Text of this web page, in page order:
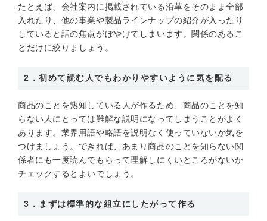
たとえば、会社案内に掲載されている沿革をそのまま全部
入れたり、他の事業や製品ラインナップの紹介が入ったり
していると話の焦点がぼやけてしまいます。関係のあるこ
とだけに絞りましょう。
2．初めて読む人でもわかりやすいように気を配る
商品のことを熟知している人が作るため、商品のことを知
らない人にとっては難解な説明になってしまうことがよく
あります。業界用語や略語を説明なく使っていないか気を
つけましょう。できれば、あまり商品のことを知らない関
係者にも一度読んでもらって理解しにくいところがないか
チェックするとよいでしょう。
3．まずは標準的な組立にしたがって作る